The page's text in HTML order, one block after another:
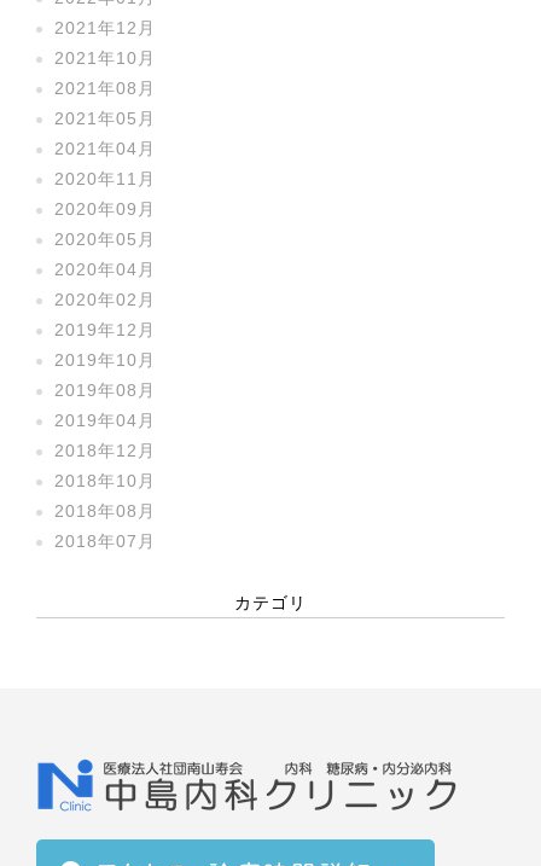
2021年12月
2021年10月
2021年08月
2021年05月
2021年04月
2020年11月
2020年09月
2020年05月
2020年04月
2020年02月
2019年12月
2019年10月
2019年08月
2019年04月
2018年12月
2018年10月
2018年08月
2018年07月
カテゴリ